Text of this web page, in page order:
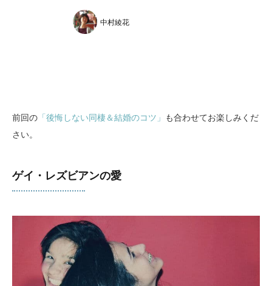
中村綾花
前回の 「後悔しない同棲＆結婚のコツ」
も合わせてお楽しみくだ
さい。
ゲイ・レズビアンの愛